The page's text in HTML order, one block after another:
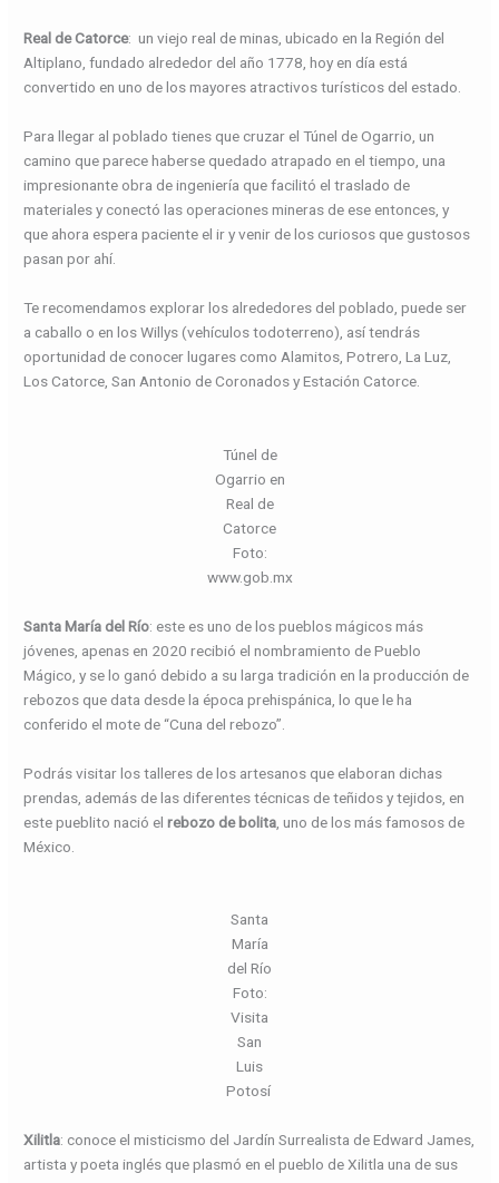
Real de Catorce: un viejo real de minas, ubicado en la Región del
Altiplano, fundado alrededor del año 1778, hoy en día está
convertido en uno de los mayores atractivos turísticos del estado.
Para llegar al poblado tienes que cruzar el Túnel de Ogarrio, un
camino que parece haberse quedado atrapado en el tiempo, una
impresionante obra de ingeniería que facilitó el traslado de
materiales y conectó las operaciones mineras de ese entonces, y
que ahora espera paciente el ir y venir de los curiosos que gustosos
pasan por ahí.
Te recomendamos explorar los alrededores del poblado, puede ser
a caballo o en los Willys (vehículos todoterreno), así tendrás
oportunidad de conocer lugares como Alamitos, Potrero, La Luz,
Los Catorce, San Antonio de Coronados y Estación Catorce.
Túnel de
Ogarrio en
Real de
Catorce
Foto:
www.gob.mx
Santa María del Río: este es uno de los pueblos mágicos más
jóvenes, apenas en 2020 recibió el nombramiento de Pueblo
Mágico, y se lo ganó debido a su larga tradición en la producción de
rebozos que data desde la época prehispánica, lo que le ha
conferido el mote de “Cuna del rebozo”.
Podrás visitar los talleres de los artesanos que elaboran dichas
prendas, además de las diferentes técnicas de teñidos y tejidos, en
este pueblito nació elrebozo debolita , uno de los más famosos de
México.
Santa
María
del Río
Foto:
Visita
San
Luis
Potosí
Xilitla: conoce el misticismo del Jardín Surrealista de Edward James,
artista y poeta inglés que plasmó en el pueblo de Xilitla una de sus